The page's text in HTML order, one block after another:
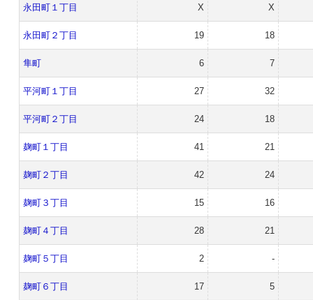
永田町１丁目 X X
永田町２丁目 19 18
隼町 6 7
平河町１丁目 27 32
平河町２丁目 24 18
麹町１丁目 41 21
麹町２丁目 42 24
麹町３丁目 15 16
麹町４丁目 28 21
麹町５丁目 2 -
麹町６丁目 17 5